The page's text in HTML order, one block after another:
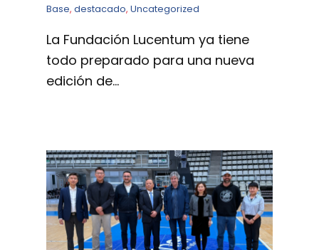
Base, destacado, Uncategorized
La Fundación Lucentum ya tiene
todo preparado para una nueva
edición de…